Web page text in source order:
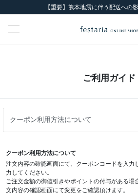
【重要】熊本地震に伴う配送への
ご利用ガイド
クーポン利用方法について
注文内容の確認画面にて、クーポンコードを入力
力してください。
ご注文金額の御値引きやポイントの付与がある場
文内容の確認画面にて変更をご確認頂けます。